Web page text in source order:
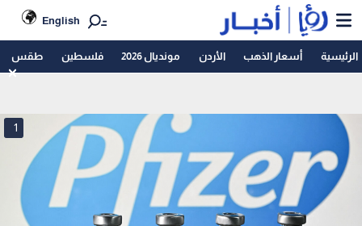
English
الرئيسية أسعار الذهب الأردن مونديال 2026 فلسطين طقس
1